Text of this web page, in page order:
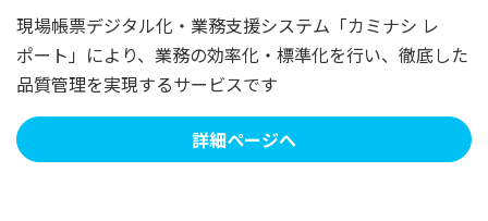
現場帳票デジタル化・業務支援システム「カミナシ レ
ポート」により、業務の効率化・標準化を行い、徹底した
品質管理を実現するサービスです
詳細ページへ